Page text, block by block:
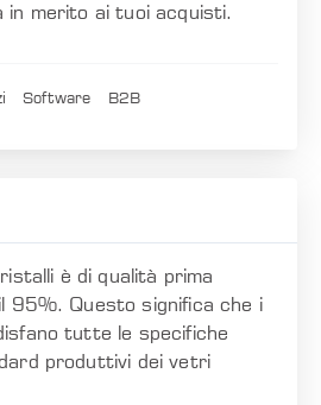
in merito ai tuoi acquisti.
Software B2B
è di qualità prima
95%. Questo significa che i
tutte le specifiche
produttivi dei vetri